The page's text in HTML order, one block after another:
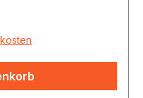
gleichmäßige
Töne.Der
Akustik. Ein